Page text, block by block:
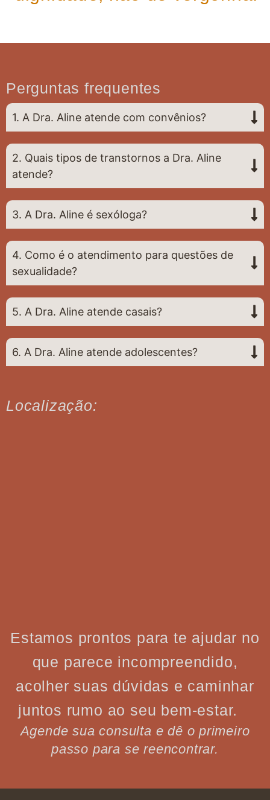
Perguntas frequentes
1. A Dra. Aline atende com convênios?
2. Quais tipos de transtornos a Dra. Aline
atende?
3. A Dra. Aline é sexóloga?
4. Como é o atendimento para questões de
sexualidade?
5. A Dra. Aline atende casais?
6. A Dra. Aline atende adolescentes?
Localização:
Estamos prontos para te ajudar no
que parece incompreendido,
acolher suas dúvidas e caminhar
juntos rumo ao seu bem-estar.
Agende sua consulta e dê o primeiro
passo para se reencontrar.